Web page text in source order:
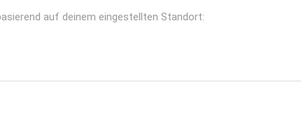
auf deinem eingestellten Standort: